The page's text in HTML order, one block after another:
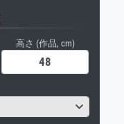
高さ (作品, cm)